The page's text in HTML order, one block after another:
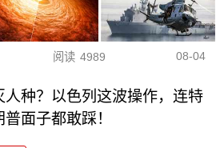
阅读 4989 08-04
人种？以色列这波操作，连特
普面子都敢踩！